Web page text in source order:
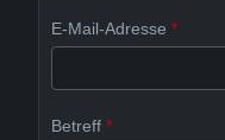
E-Mail-Adresse *
Betreff *